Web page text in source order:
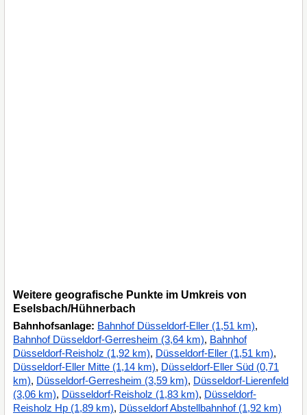
Weitere geografische Punkte im Umkreis von
Eselsbach/Hühnerbach
Bahnhofsanlage: Bahnhof Düsseldorf-Eller (1,51 km),
Bahnhof Düsseldorf-Gerresheim (3,64 km), Bahnhof
Düsseldorf-Reisholz (1,92 km), Düsseldorf-Eller (1,51 km),
Düsseldorf-Eller Mitte (1,14 km), Düsseldorf-Eller Süd (0,71
km), Düsseldorf-Gerresheim (3,59 km), Düsseldorf-Lierenfeld
(3,06 km), Düsseldorf-Reisholz (1,83 km), Düsseldorf-
Reisholz Hp (1,89 km), Düsseldorf Abstellbahnhof (1,92 km)